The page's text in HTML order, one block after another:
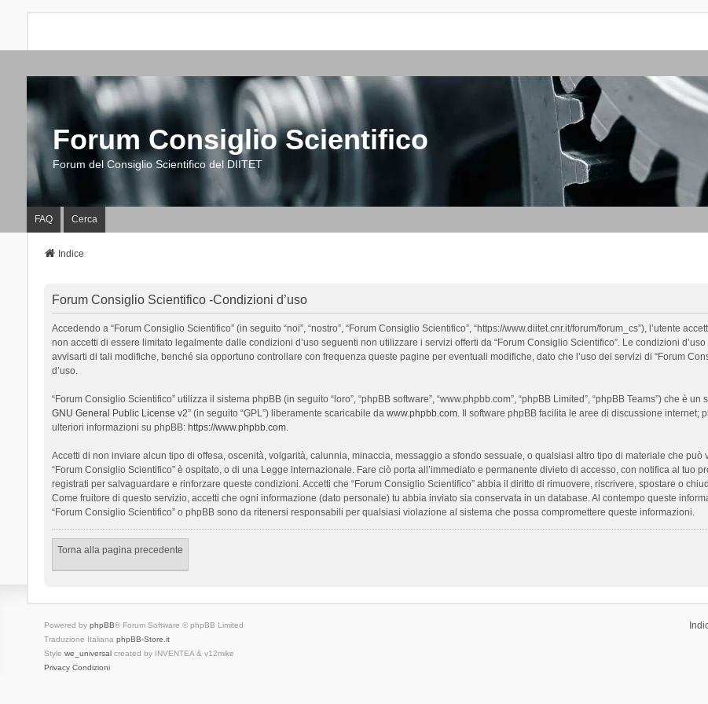
Forum Consiglio Scientifico
Forum del Consiglio Scientifico del DIITET
FAQ Cerca
Indice
Forum Consiglio Scientifico -Condizioni d’uso
Accedendo a “Forum Consiglio Scientifico” (in seguito “noi”, “nostro”, “Forum Consiglio Scientifico”, “https://www.diitet.cnr.it/forum/forum_cs”), l’utente
non accetti di essere limitato legalmente dalle condizioni d’uso seguenti non utilizzare i servizi offerti da “Forum Consiglio Scientifico”. Le condizioni
avvisarti di tali modifiche, benché sia opportuno controllare con frequenza queste pagine per eventuali modifiche, dato che l’uso dei servizi di “Forum
d’uso.
“Forum Consiglio Scientifico” utilizza il sistema phpBB (in seguito “loro”, “phpBB software”, “www.phpbb.com”, “phpBB Limited”, “phpBB Teams”) che è
GNU General Public License v2” (in seguito “GPL”) liberamente scaricabile da www.phpbb.com. Il software phpBB facilita le aree di discussione internet;
ulteriori informazioni su phpBB: https://www.phpbb.com.
Accetti di non inviare alcun tipo di offesa, oscenità, volgarità, calunnia, minaccia, messaggio a sfondo sessuale, o qualsiasi altro tipo di materiale che
“Forum Consiglio Scientifico” è ospitato, o di una Legge internazionale. Fare ciò porta all’immediato e permanente divieto di accesso, con notifica al tuo
registrati per salvaguardare e rinforzare queste condizioni. Accetti che “Forum Consiglio Scientifico” abbia il diritto di rimuovere, riscrivere, spostare o
Come fruitore di questo servizio, accetti che ogni informazione (dato personale) tu abbia inviato sia conservata in un database. Al contempo queste
“Forum Consiglio Scientifico” o phpBB sono da ritenersi responsabili per qualsiasi violazione al sistema che possa compromettere queste informazioni.
Torna alla pagina precedente
Powered by phpBB® Forum Software © phpBB Limited
Traduzione Italiana phpBB-Store.it
Style we_universalcreated by INVENTEA & v12mike
Privacy Condizioni